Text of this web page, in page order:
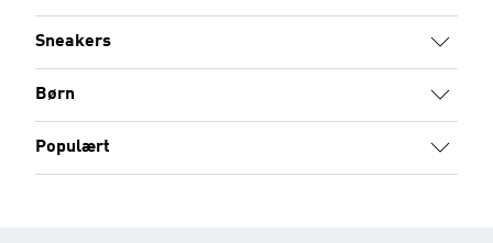
Sneakers
Børn
Populært